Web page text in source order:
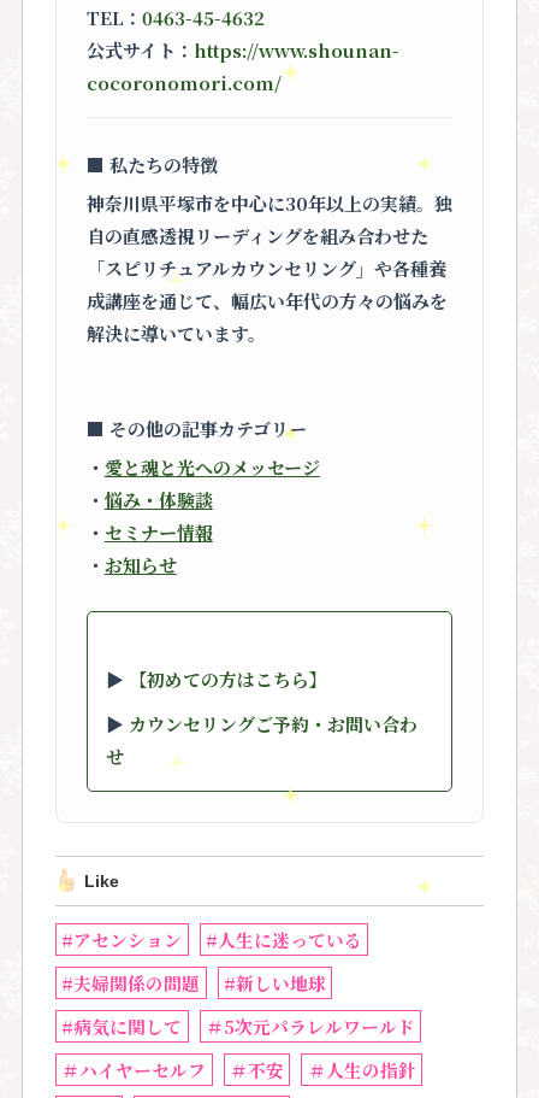
TEL： 0463-45-4632
公式サイト： https://www.shounan-
cocoronomori.com/
■ 私たちの特徴
神奈川県平塚市を中心に30年以上の実績。独
自の直感透視リーディングを組み合わせた
「スピリチュアルカウンセリング」 や各種養
成講座を通じて、幅広い年代の方々の悩みを
解決に導いています。
■ その他の記事カテゴリー
・ 愛と魂と光へのメッセージ
・ 悩み・体験談
・ セミナー情報
・ お知らせ
▶︎
【初めての方はこちら】
▶︎ カウンセリングご予約・お問い合わ
せ
Like
#アセンション
#人生に迷っている
#夫婦関係の問題
#新しい地球
#病気に関して
＃5次元パラレルワールド
＃ハイヤーセルフ
＃不安
＃人生の指針